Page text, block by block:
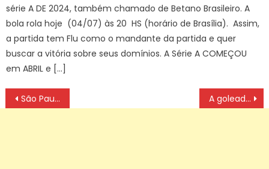
série A DE 2024, também chamado de Betano Brasileiro. A
bola rola hoje (04/07) às 20 HS (horário de Brasília). Assim,
a partida tem Flu como o mandante da partida e quer
buscar a vitória sobre seus domínios. A Série A COMEÇOU
em ABRIL e […]
Navegação
de
São Paulo recebe festival esportivo inédito para pessoas trans A goleada do Vasco sobre o Santos e os impactos no Peixe